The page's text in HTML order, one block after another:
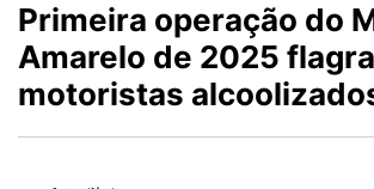
Primeira operação do
Amarelo de 2025 flagra
motoristas